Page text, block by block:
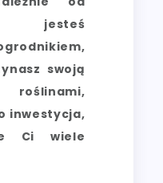
jesteś
swoją
inwestycja,
Ci wiele